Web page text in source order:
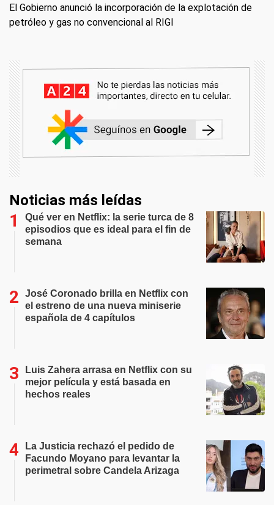
El Gobierno anunció la incorporación de la explotación de
petróleo y gas no convencional al RIGI
Noticias más leídas
Qué ver en Netflix: la serie turca de 8
episodios que es ideal para el fin de
semana
José Coronado brilla en Netflix con
el estreno de una nueva miniserie
española de 4 capítulos
Luis Zahera arrasa en Netflix con su
mejor película y está basada en
hechos reales
La Justicia rechazó el pedido de
Facundo Moyano para levantar la
perimetral sobre Candela Arizaga